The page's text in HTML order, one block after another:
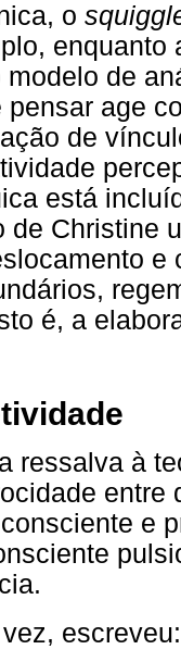
o
enquanto
modelo de
pensar age
de
está
de Christine
é, a
ressalva à
entre
e